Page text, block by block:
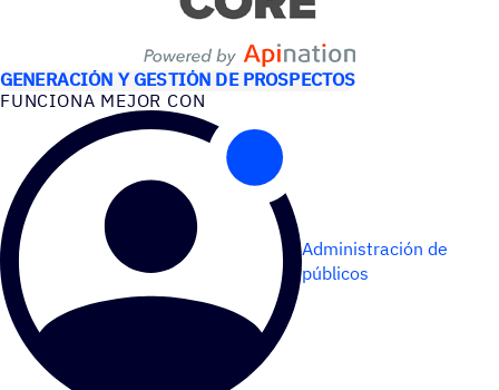
GENERACIÓN Y GESTIÓN DE PROSPECTOS
FUNCIONA MEJOR CON
Administración de
públicos